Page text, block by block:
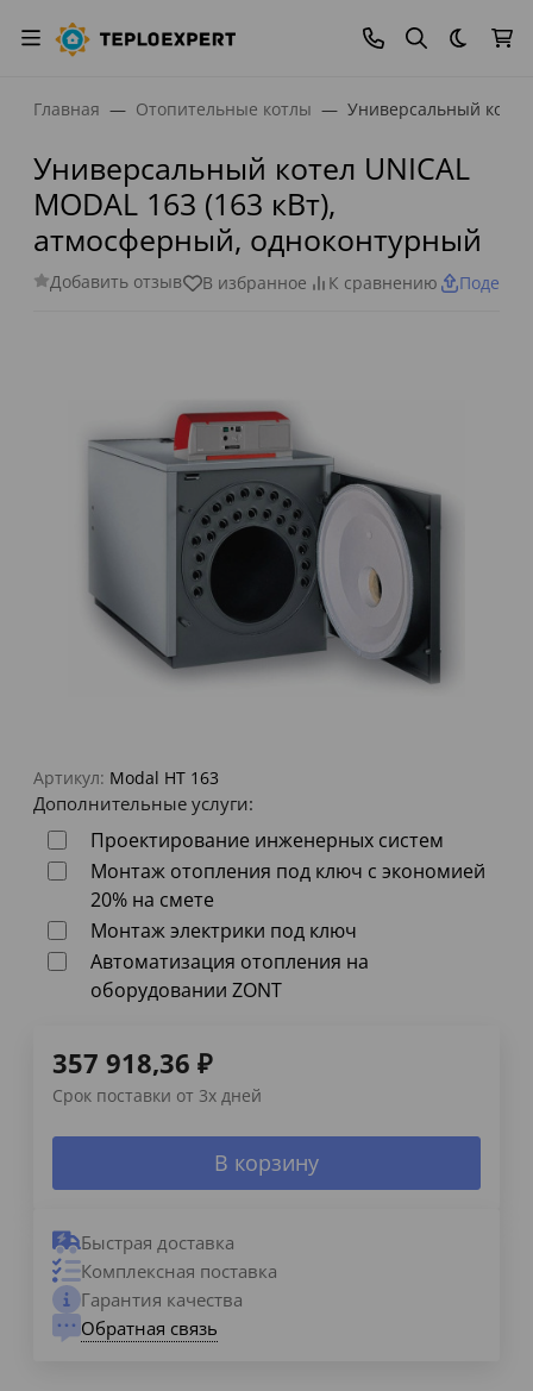
Темная
Главная Отопительные котлы Универсальный
Универсальный котел UNICAL
MODAL 163 (163 кВт),
атмосферный, одноконтурный
Добавить отзыв В избранное К сравнению
Артикул: Modal HT 163
Дополнительные услуги:
Проектирование инженерных систем
Монтаж отопления под ключ с экономией
20% на смете
Монтаж электрики под ключ
Автоматизация отопления на
оборудовании ZONT
357 918,36 ₽
Срок поставки от 3х дней
В корзину
Быстрая доставка
Комплексная поставка
Гарантия качества
Обратная связь